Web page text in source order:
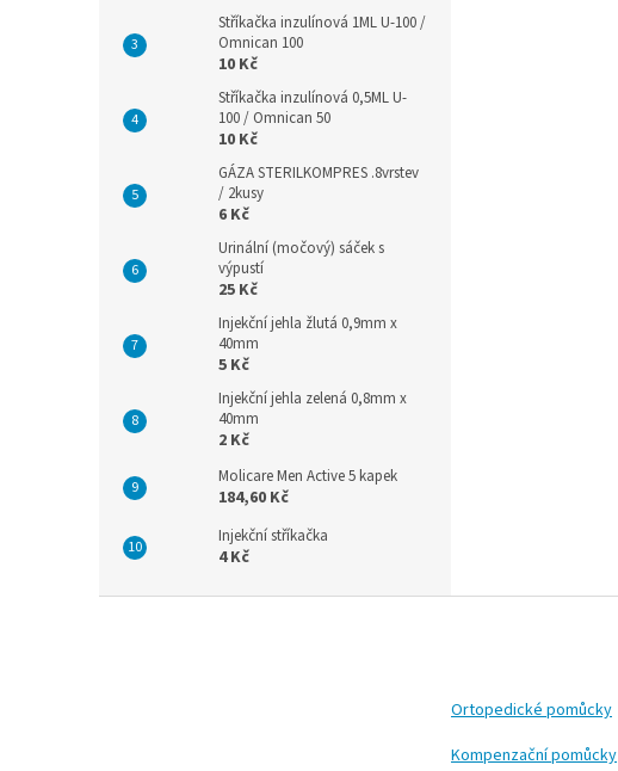
Stříkačka inzulínová 1ML U-100 /
Omnican 100
10 Kč
Stříkačka inzulínová 0,5ML U-
100 / Omnican 50
10 Kč
GÁZA STERILKOMPRES .8vrstev
/ 2kusy
6 Kč
Urinální (močový) sáček s
výpustí
25 Kč
Injekční jehla žlutá 0,9mm x
40mm
5 Kč
Injekční jehla zelená 0,8mm x
40mm
2 Kč
Molicare Men Active 5 kapek
184,60 Kč
Injekční stříkačka
4 Kč
Ortopedické pomůcky
Kompenzační pomůcky